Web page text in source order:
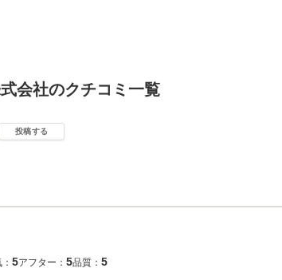
会社のクチコミ一覧
投稿する
5アフター： 5品質： 5